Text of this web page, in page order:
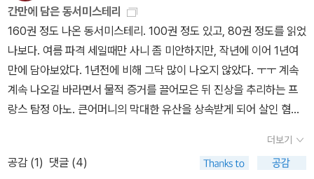
니콜라스 블레이크의 대표작! 아들을 잃은 아버지의 처절한 복수극이
죠.단 블레이크에 대한 국내 인지도가 없어 많은 분들이 모르는 걸작
입니다. 19 1938 레베카 고딕풍의 작품이어서 상당히 오래되었을
거란 생각이 있었는데 1938년 작이네요.본격 추리소설이라고 하기
에는 그렇지만 읽는분에 따라서는 재미있을 것 같은 책이죠. 20 193
8 요리사가 너무 많다 슈퍼 울트라 안락의자 탐정이자 미식가인 네
ilable)Grimes, Martha. The Man With the Load of Mischief
(currently unavailable)Hammett, Dashiell. The Maltese Fal
con (Vintage) Hare, Cyril. An English Murder (currently una
vailable)Harris, Thomas. The Silence of the Lambs (St. Ma
rtin's) Hiaasen, Carl. Tourist Season (Warner)Highsmith, Pa
tricia. The Talented Mr. Ripley (Vintage) Hill, Reginald. On B
ntage)Innes, Michael. Hamlet, Revenge (currently unavaila
과 세트, 배우들의 과장된 연기, 문어체식 대사, 과도한 카메라 이동,
반복되는 엇박자 편집, 고상함과 천박함을 오가는 음악, 태어나서 한
번도 해본적 없는 마작, 붉은 핏빛 바다에 헤엄치는 고래의 이미지...
솔직히 지겨웠고 무슨 의미인지 모르겠고, 알고 싶지도 않았습니다.
영화 속의 배우들만 울고, 웃고, 떠들고 심각하다는 생각이 들었습니
다. <올드보이>가 성공할 수 있었고 관객들의 열광적인 지지를 얻어
이 감독의 스타일을 더욱 돋보이게 만들었던 거니까요. 참 이야기의
힘이란 게 ‘반전’을 의미하는 것은 아니란 건 부연할 필요는 없을 거
리 100 H.R.F 키팅의 리스트 줄리앙 시몬즈의 미스터리 리스트 1 부
쥬의 고전 추리소설 추천 헤이크래프트의 리스트 1 -알라딘 평가: -책
소개: 방랑자 프랭크가 불쑥 뛰어든 고속도로변 샌드위치 식당은 배
불뚝이 그리스인 주인과 젊고 섹시한 미모의 아내 콜라가 경영하는
가게.이곳에서 일하게 된 프랭크는 요염한 콜라와 깊은 관계를 맺고
거추장스러운 남편을 살해하기 위한 완전범죄를 계획하는데... 1930
년 미국을 무대로 폭력과 성적인 배신행위를 순문학적 밀도높게 그려
낸 하드보일드 거작 ▶우편배달부는 벨을 두번 울린다는 우리에게는
간만에 담은 동서미스테리
160권 정도 나온 동서미스테리. 100권 정도 있고, 80권 정도를 읽었
나보다. 여름 파격 세일때만 사니 좀 미안하지만, 작년에 이어 1년여
만에 담아보았다. 1년전에 비해 그닥 많이 나오지 않았다. ㅜㅜ 계속
계속 나오길 바라면서 물적 증거를 끌어모은 뒤 진상을 추리하는 프
랑스 탐정 아노. 큰어머니의 막대한 유산을 상속받게 되어 살인 혐의
밝혀낸다. 신랄하면서도 경쾌한 유머를 늘어놓는 탐정과 범인의 심리
게임이 돋보인다. 엘러리 퀸의 국가 시리즈동서미스테리에서 나온
더보기
공감 (1) 댓글 (4)